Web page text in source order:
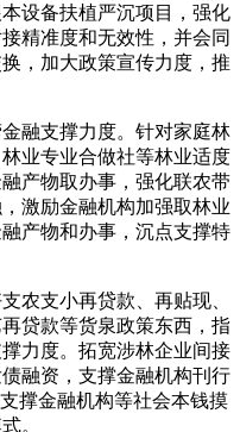
设备扶植严沉项目，强化
精准度和无效性，并会同
，加大政策宣传力度，推
融支撑力度。针对家庭林
业专业合做社等林业适度
产物取办事，强化联农带
激励金融机构加强取林业
产物和办事，沉点支撑特
支小再贷款、再贴现、
贷款等货泉政策东西，指
力度。拓宽涉林企业间接
融资，支撑金融机构刊行
撑金融机构等社会本钱摸
。